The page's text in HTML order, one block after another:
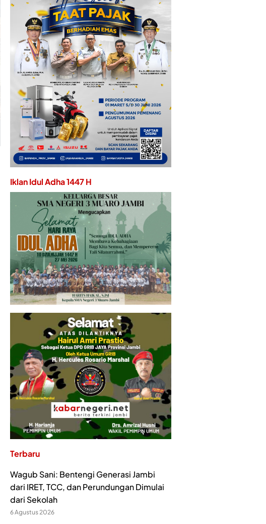
Iklan Idul Adha 1447 H
Terbaru
Wagub Sani: Bentengi Generasi Jambi
dari IRET, TCC, dan Perundungan Dimulai
dari Sekolah
6 Agustus 2026